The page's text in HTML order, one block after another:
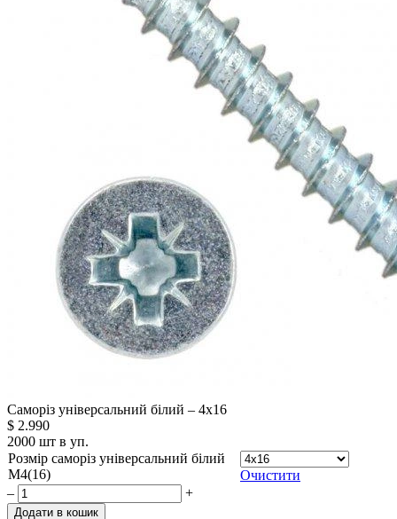
Саморіз універсальний білий – 4x16
$ 2.990
2000 шт в уп.
Розмір саморіз універсальний білий
М4(16)
Очистити
–
+
Додати в кошик